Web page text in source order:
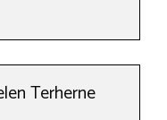
Terherne